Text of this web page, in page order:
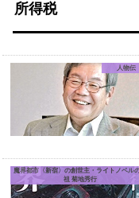
所得税
人物伝
魔界都市〈新宿〉の創世主・ライトノベル
祖 菊地秀行